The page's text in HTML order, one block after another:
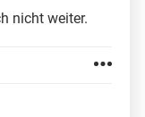
nicht weiter.